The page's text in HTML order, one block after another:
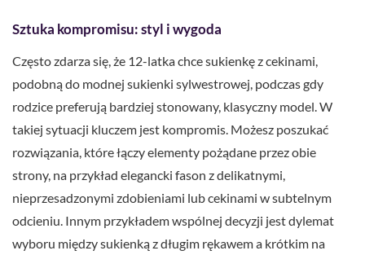
Sztuka kompromisu: styl i wygoda
Często zdarza się, że 12-latka chce sukienkę z cekinami,
podobną do modnej sukienki sylwestrowej, podczas gdy
rodzice preferują bardziej stonowany, klasyczny model. W
takiej sytuacji kluczem jest kompromis. Możesz poszukać
rozwiązania, które łączy elementy pożądane przez obie
strony, na przykład elegancki fason z delikatnymi,
nieprzesadzonymi zdobieniami lub cekinami w subtelnym
odcieniu. Innym przykładem wspólnej decyzji jest dylemat
wyboru między sukienką z długim rękawem a krótkim na